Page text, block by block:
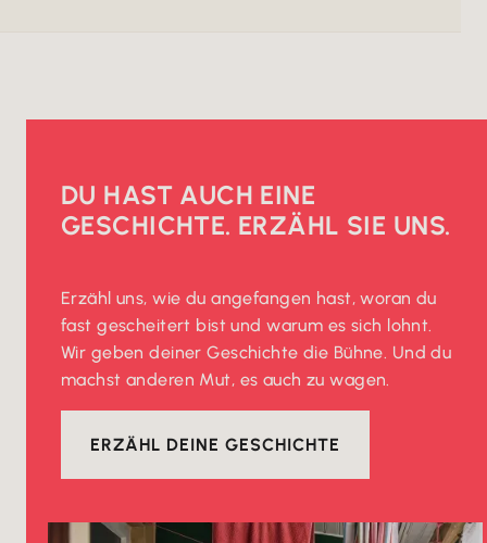
DU HAST AUCH EINE
GESCHICHTE. ERZÄHL SIE UNS.
Erzähl uns, wie du angefangen hast, woran du
fast gescheitert bist und warum es sich lohnt.
Wir geben deiner Geschichte die Bühne. Und du
machst anderen Mut, es auch zu wagen.
ERZÄHL DEINE GESCHICHTE